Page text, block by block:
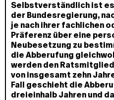
Selbstverständlich ist
der Bundesregierung,
je nach ihrer fachlichen
Präferenz über eine
Neubesetzung zu
die Abberufung
werden den
von insgesamt zehn
Fall geschieht die
dreieinhalb Jahren und